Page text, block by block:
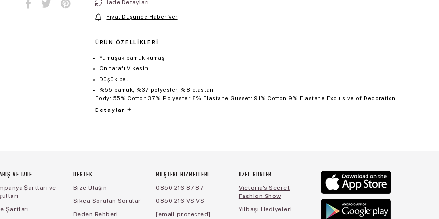
İade Detayları
Fiyat Düşünce Haber Ver
ÜRÜN ÖZELLIKLERI
Yumuşak pamuk kumaş
Ön tarafı V kesim
Düşük bel
%55 pamuk, %37 polyester, %8 elastan
Body: 55% Cotton 37% Polyester 8% Elastane Gusset: 91% Cotton 9% Elastane Exclusive of Decoration
Detaylar
VE İADE
Şartları ve
Şartları
DESTEK
Bize Ulaşın
Sıkça Sorulan Sorular
Beden Rehberi
MÜŞTERİ HİZMETLERİ
0850 216 87 87
0850 216 VS VS
[email protected]
ÖZEL GÜNLER
Victoria's Secret
Fashion Show
Yılbaşı Hediyeleri